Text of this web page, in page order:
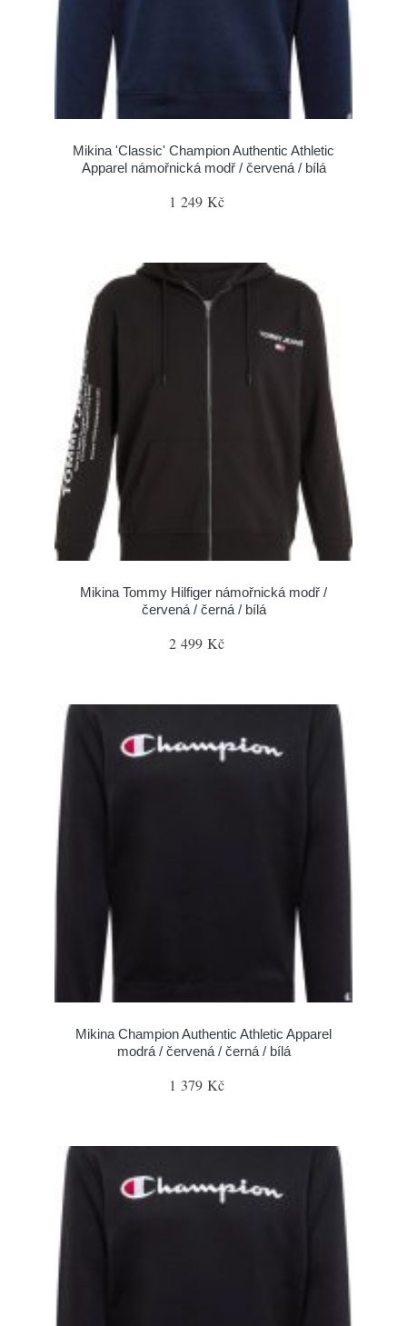
Mikina 'Classic' Champion Authentic Athletic
Apparel námořnická modř / červená / bílá
1 249 Kč
Mikina Tommy Hilfiger námořnická modř /
červená / černá / bílá
2 499 Kč
Mikina Champion Authentic Athletic Apparel
modrá / červená / černá / bílá
1 379 Kč